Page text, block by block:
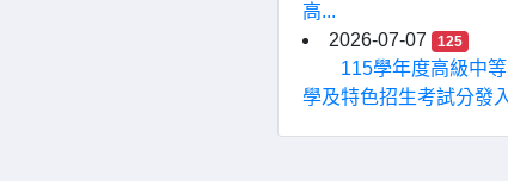
高...
2026-07-07
125
115學年度高級中
學及特色招生考試分發